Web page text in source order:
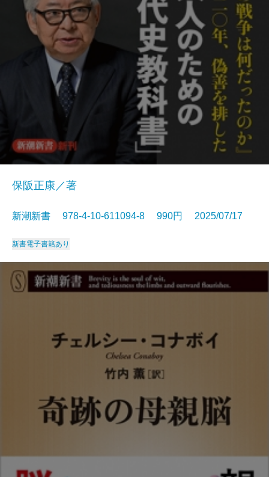
保阪正康／著
新潮新書 978-4-10-611094-8 990円 2025/07/17
新書電子書籍あり